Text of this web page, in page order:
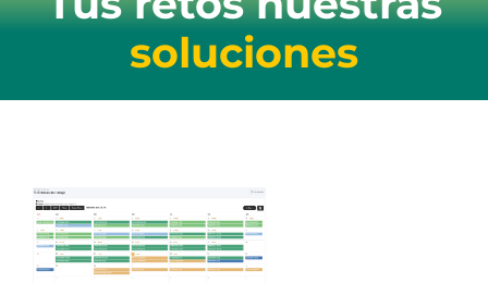
soluciones